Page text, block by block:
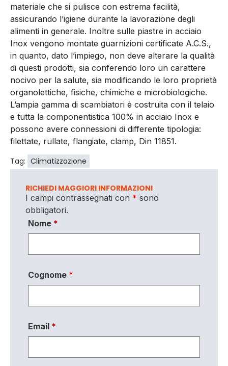
materiale che si pulisce con estrema facilità,
assicurando l’igiene durante la lavorazione degli
alimenti in generale. Inoltre sulle piastre in acciaio
Inox vengono montate guarnizioni certificate A.C.S.,
in quanto, dato l’impiego, non deve alterare la qualità
di questi prodotti, sia conferendo loro un carattere
nocivo per la salute, sia modificando le loro proprietà
organolettiche, fisiche, chimiche e microbiologiche.
L’ampia gamma di scambiatori è costruita con il telaio
e tutta la componentistica 100% in acciaio Inox e
possono avere connessioni di differente tipologia:
filettate, rullate, flangiate, clamp, Din 11851.
Tag: Climatizzazione
RICHIEDI MAGGIORI INFORMAZIONI
I campi contrassegnati con * sono
obbligatori.
Nome *
Cognome *
Email *